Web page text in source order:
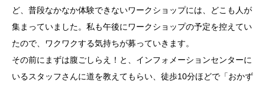
ど、普段なかなか体験できないワークショップには、どこも人が
集まっていました。私も午後にワークショップの予定を控えてい
たので、ワクワクする気持ちが募っていきます。
その前にまずは腹ごしらえ！と、インフォメーションセンターに
いるスタッフさんに道を教えてもらい、徒歩10分ほどで「おかず